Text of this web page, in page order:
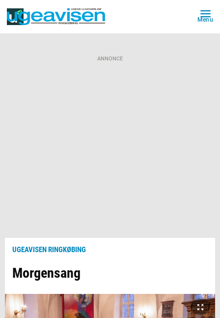
Menu
ANNONCE
UGEAVISEN RINGKØBING
Morgensang